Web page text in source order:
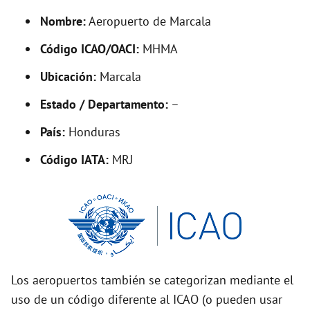
V
o
Nombre:Aeropuerto de Marcala
Código ICAO/OACI: MHMA
Ubicación: Marcala
Estado / Departamento: –
País: Honduras
Código IATA: MRJ
Los aeropuertos también se categorizan mediante el
uso de un código diferente al ICAO (o pueden usar